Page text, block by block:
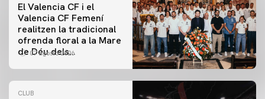
El Valencia CF i el
Valencia CF Femení
realitzen la tradicional
ofrenda floral a la Mare
de Déu dels
07 agosto 2026
CLUB